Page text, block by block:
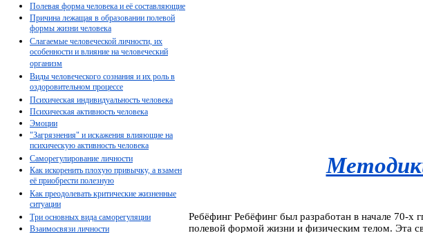
Ребёфинг Ребёфинг был разработан в начале 70-х
полевой формой жизни и физическим телом. Эта
Полевая форма человека и её составляющие
Причина лежащая в образовании полевой
формы жизни человека
Слагаемые человеческой личности, их
особенности и влияние на человеческий
организм
Виды человеческого сознания и их роль в
оздоровительном процессе
Психическая индивидуальность человека
Психическая активность человека
Эмоции
"Загрязнения" и искажения влияющие на
психическую активность человека
Саморегулирование личности
Как искоренить плохую привычку, а взамен
её приобрести полезную
Как преодолевать критические жизненные
ситуации
Три основных вида саморегуляции
Взаимосвязи личности